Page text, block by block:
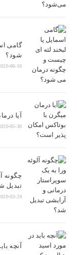
گامی
شود؟
06-10
آیا
05-30
چگونه
تبدیل
03-24
آنچه